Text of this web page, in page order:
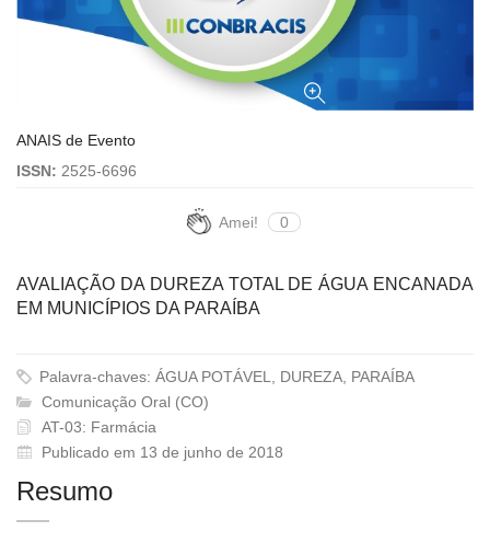
ANAIS de Evento
ISSN: 2525-6696
Amei! 0
AVALIAÇÃO DA DUREZA TOTAL DE ÁGUA ENCANADA
EM MUNICÍPIOS DA PARAÍBA
Palavra-chaves: ÁGUA POTÁVEL, DUREZA, PARAÍBA
Comunicação Oral (CO)
AT-03: Farmácia
Publicado em 13 de junho de 2018
Resumo